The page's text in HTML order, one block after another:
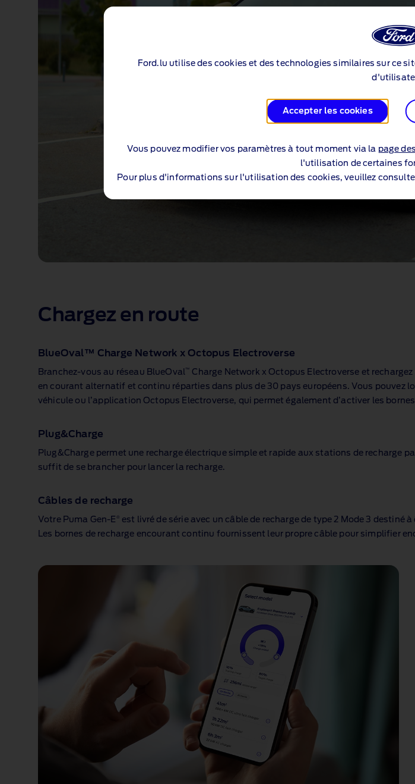
Ford.lu utilise des cookies et des technologies similaires sur ce
Accepter les cookies
Vous pouvez modifier vos paramètres à tout moment via la page
l'utilisation de certaines
Pour plus d'informations sur l'utilisation des cookies, veuillez
Gen-
à
station
de
publique.
Chargez en route
BlueOval™ Charge Network x Octopus Electroverse
Branchez‑vous au réseau BlueOval™
Charge Network x Octopus Electroverse et
en courant alternatif et continu réparties dans plus de 30 pays européens. Vous pouvez
véhicule ou l’application Octopus Electroverse, qui permet également d’activer les
Plug&Charge
Plug&Charge permet une recharge électrique simple et rapide aux stations de recharge
suffit de se brancher pour lancer la recharge.
Câbles de recharge
Votre Puma Gen‑E
est livré de série avec un câble de recharge de type 2 Mode 3
Les bornes de recharge encourant continu fournissent leur propre câble pour simplifier